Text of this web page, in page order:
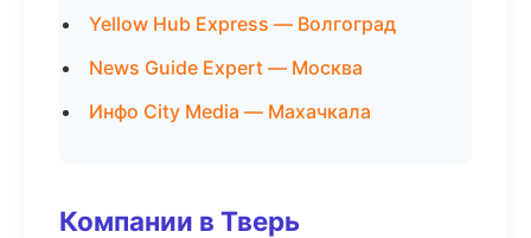
Yellow Hub Express — Волгоград
News Guide Expert — Москва
Инфо City Media — Махачкала
Компании в Тверь